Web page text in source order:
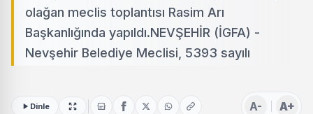
olağan meclis toplantısı Rasim Arı
Başkanlığında yapıldı.NEVŞEHİR (İGFA) -
Nevşehir Belediye Meclisi, 5393 sayılı
Dinle A- A+